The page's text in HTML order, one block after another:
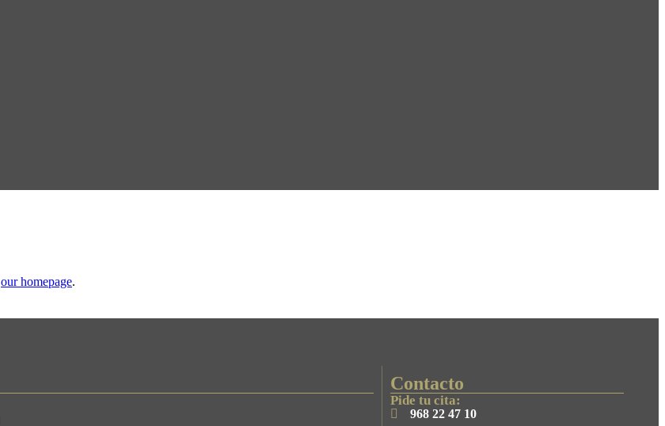
our homepage.
Contacto
Pide tu cita:
968 22 47 10